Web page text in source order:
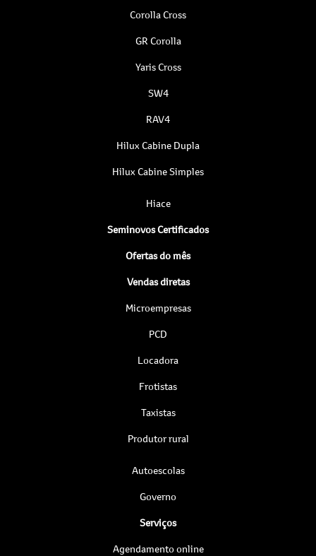
Corolla Cross
GR Corolla
Yaris Cross
SW4
RAV4
Hilux Cabine Dupla
Hilux Cabine Simples
Hiace
Seminovos Certificados
Ofertas do mês
Vendas diretas
Microempresas
PCD
Locadora
Frotistas
Taxistas
Produtor rural
Autoescolas
Governo
Serviços
Agendamento online